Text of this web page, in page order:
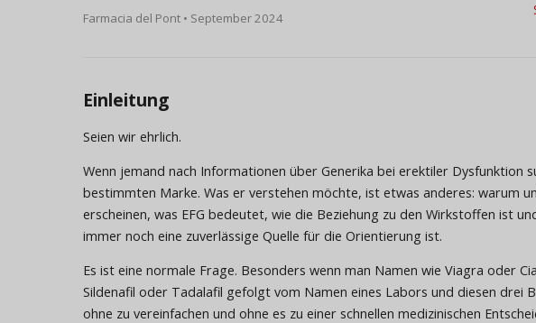
Farmacia del Pont • September 2024
Einleitung
Seien wir ehrlich.
Wenn jemand nach Informationen über Generika bei erektiler Dysfunktion
bestimmten Marke. Was er verstehen möchte, ist etwas anderes: warum
erscheinen, was EFG bedeutet, wie die Beziehung zu den Wirkstoffen ist
immer noch eine zuverlässige Quelle für die Orientierung ist.
Es ist eine normale Frage. Besonders wenn man Namen wie Viagra oder
Sildenafil oder Tadalafil gefolgt vom Namen eines Labors und diesen drei
ohne zu vereinfachen und ohne es zu einer schnellen medizinischen